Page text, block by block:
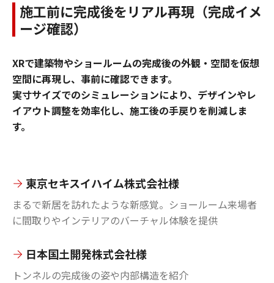
施工前に完成後をリアル再現（完成イメ
ージ確認）
XRで建築物やショールームの完成後の外観・空間を仮想
空間に再現し、事前に確認できます。
実寸サイズでのシミュレーションにより、デザインやレ
イアウト調整を効率化し、施工後の手戻りを削減しま
す。
東京セキスイハイム株式会社様
まるで新居を訪れたような新感覚。ショールーム来場者
に間取りやインテリアのバーチャル体験を提供
日本国土開発株式会社様
トンネルの完成後の姿や内部構造を紹介